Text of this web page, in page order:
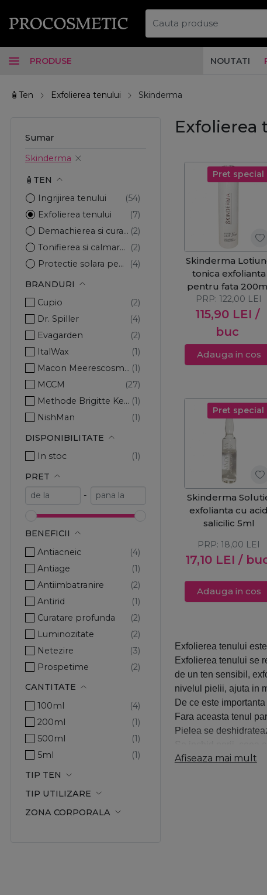
PRODUSE NOUTATI
🧴Ten Exfolierea tenului Skinderma
Sumar
Skinderma
🧴TEN
Ingrijirea tenului
Exfolierea tenului
Demachierea si curatarea tenului
Tonifierea si calmarea pielii
Protectie solara pentru ten
BRANDURI
Cupio
Dr. Spiller
Evagarden
ItalWax
Macon Meerescosmetic
MCCM
Methode Brigitte Kettner
NishMan
PureDerm
Ribells
DISPONIBILITATE
In stoc
PRET
-
BENEFICII
Antiacneic
Antiage
Antiimbatranire
Antirid
Curatare profunda
Luminozitate
Netezire
Prospetime
Regenerare
CANTITATE
100ml
200ml
500ml
5ml
TIP TEN
TIP UTILIZARE
ZONA CORPORALA
Exfolierea
Pret special
Skinderma
tonica exfolianta
pentru fata
115,90 LEI /
buc
PRP:122,00 LEI
Adauga in cos
Pret special
Skinderma
exfolianta cu acid
salicilic 5ml
17,10 LEI /
PRP:18,00 LEI
Adauga in cos
Exfolierea tenului
Exfolierea tenului se
de un ten sensibil,
nivelul pielii, ajuta in
De ce este
Fara aceasta tenul
Pielea se
Se inchid porii, ceea
Prin indepartarea
Afiseaza mai mult